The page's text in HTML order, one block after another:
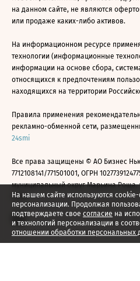
На нашем сайте используются
персонализации. Продолжая
подтверждаете свое согласие на
и технологий персонализации в
отношении обработки персональных
на данном сайте, не являются
или продаже каких-либо активов.
На информационном ресурсе
технологии (информационные
информации на основе сбора,
относящихся к предпочтениям
находящихся на территории
Правила применения
рекламно-обменной сети,
24smi
Все права защищены © АО Бизнес
7712108141/771501001, ОГРН
муниципальный округ Марьина Роща,
2026